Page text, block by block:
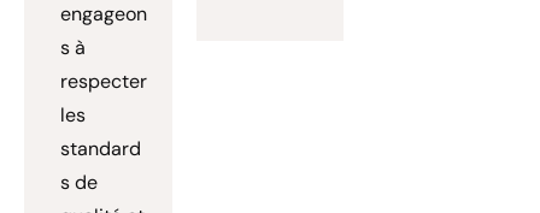
engageon
s à
respecter
les
standard
s de